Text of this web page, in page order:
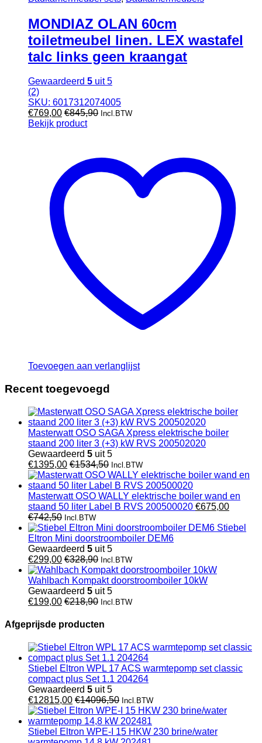
MONDIAZ OLAN 60cm
toiletmeubel linen. LEX wastafel
talc links geen kraangat
Gewaardeerd 5 uit 5
(2)
SKU: 6017312074005
€769,00 €845,90 Incl.BTW
Bekijk product
Toevoegen aan verlanglijst
Recent toegevoegd
Masterwatt OSO SAGA Xpress elektrische boiler
staand 200 liter 3 (+3) kW RVS 200502020
Gewaardeerd 5 uit 5
€1395,00 €1534,50 Incl.BTW
Masterwatt OSO WALLY elektrische boiler wand en
staand 50 liter Label B RVS 200500020 €675,00
€742,50 Incl.BTW
Stiebel
Eltron Mini doorstroomboiler DEM6
Gewaardeerd 5 uit 5
€299,00 €328,90 Incl.BTW
Wahlbach Kompakt doorstroomboiler 10kW
Gewaardeerd 5 uit 5
€199,00 €218,90 Incl.BTW
Afgeprijsde producten
Stiebel Eltron WPL 17 ACS warmtepomp set classic
compact plus Set 1.1 204264
Gewaardeerd 5 uit 5
€12815,00 €14096,50 Incl.BTW
Stiebel Eltron WPE-I 15 HKW 230 brine/water